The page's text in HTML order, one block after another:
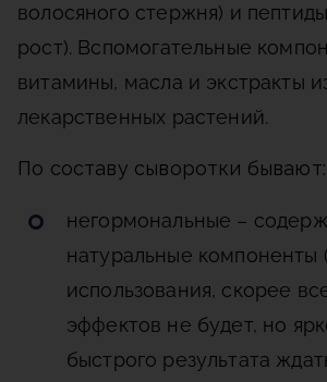
волосяного стержня) и
рост). Вспомогательные
витамины, масла и экстракты
лекарственных растений.
По составу сыворотки бывают:
негормональные –
натуральные компоненты
использования, скорее
эффектов не будет, но
быстрого результата